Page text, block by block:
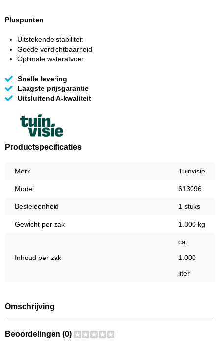
Pluspunten
Uitstekende stabiliteit
Goede verdichtbaarheid
Optimale waterafvoer
Snelle levering
Laagste prijsgarantie
Uitsluitend A-kwaliteit
Productspecificaties
Merk Tuinvisie
Model 613096
Besteleenheid 1 stuks
Gewicht per zak 1.300 kg
Inhoud per zak
ca.
1.000
liter
Omschrijving
Beoordelingen (0)